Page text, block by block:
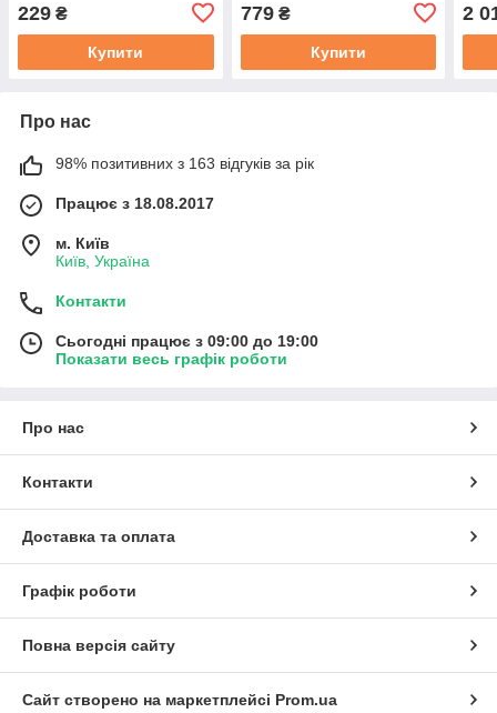
USB200L20MWW
229 ₴
Купити
500L50MWW
779₴
Купити
2
Про нас
98% позитивних з 163 відгуків за рік
Працює з 18.08.2017
м. Київ
Київ, Україна
Контакти
Сьогодні працює з 09:00 до 19:00
Показати весь графік роботи
Про нас
Контакти
Доставка та оплата
Графік роботи
Повна версія сайту
Сайт створено на маркетплейсі Prom.ua